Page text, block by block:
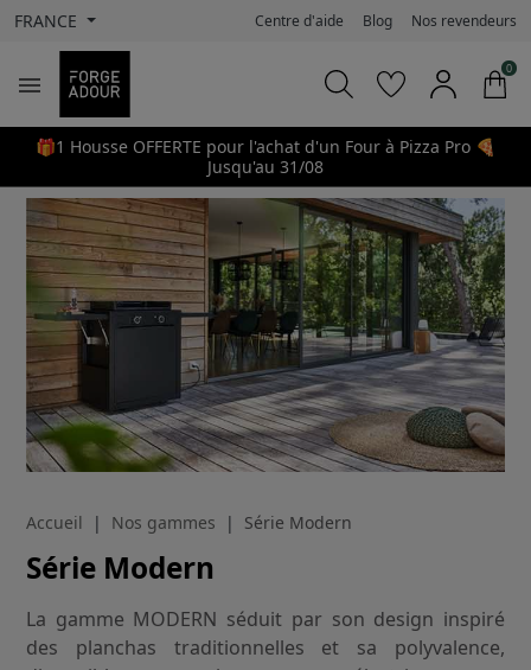
FRANCE Centre d'aide Blog Nos revendeurs

0
🎁1 Housse OFFERTE pour l'achat d'un Four à Pizza Pro 🍕
Jusqu'au 31/08
Accueil Nos gammes Série Modern
Série Modern
La gamme MODERN séduit par son design inspiré
des planchas traditionnelles et sa polyvalence,